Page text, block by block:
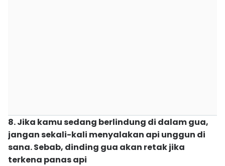
8. Jika kamu sedang berlindung di dalam gua,
jangan sekali-kali menyalakan api unggun di
sana. Sebab, dinding gua akan retak jika
terkena panas api